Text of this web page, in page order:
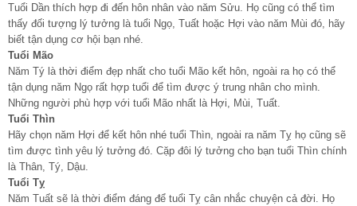
Tuổi Dần thích hợp đi đến hôn nhân vào năm Sửu. Họ cũng có thể tìm
thấy đối tượng lý tưởng là tuổi Ngọ, Tuất hoặc Hợi vào năm Mùi đó, hãy
biết tận dụng cơ hội bạn nhé.
Tuổi Mão
Năm Tý là thời điểm đẹp nhất cho tuổi Mão kết hôn, ngoài ra họ có thể
tận dụng năm Ngọ rất hợp tuổi để tìm được ý trung nhân cho mình.
Những người phù hợp với tuổi Mão nhất là Hợi, Mùi, Tuất.
Tuổi Thìn
Hãy chọn năm Hợi để kết hôn nhé tuổi Thìn, ngoài ra năm Tỵ họ cũng sẽ
tìm được tình yêu lý tưởng đó. Cặp đôi lý tưởng cho bạn tuổi Thìn chính
là Thân, Tý, Dậu.
Tuổi Tỵ
Năm Tuất sẽ là thời điểm đáng để tuổi Tỵ cân nhắc chuyện cả đời. Họ